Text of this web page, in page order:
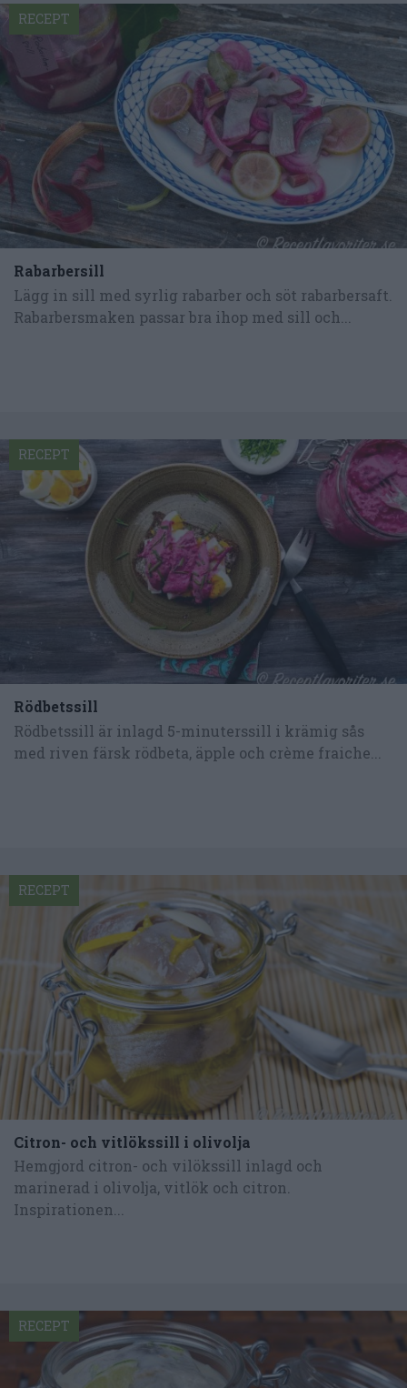
Rabarbersill
Lägg in sill med syrlig rabarber och söt rabarbersaft.
Rabarbersmaken passar bra ihop med sill och...
RECEPT
Rödbetssill
Rödbetssill är inlagd 5-minuterssill i krämig sås
med riven färsk rödbeta, äpple och crème fraiche...
RECEPT
Citron- och vitlökssill i olivolja
Hemgjord citron- och vilökssill inlagd och
marinerad i olivolja, vitlök och citron.
Inspirationen...
RECEPT
RECEPT